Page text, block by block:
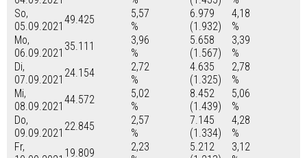
So,
05.09.2021
49.425
5,57
%
6.979
(1.932)
4,18
%
Mo,
06.09.2021
35.111
3,96
%
5.658
(1.567)
3,39
%
Di,
07.09.2021
24.154
2,72
%
4.635
(1.325)
2,78
%
Mi,
08.09.2021
44.572
5,02
%
8.452
(1.439)
5,06
%
Do,
09.09.2021
22.845
2,57
%
7.145
(1.334)
4,28
%
Fr,
19.809
2,23
5.212
3,12